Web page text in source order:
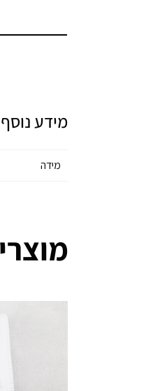
מידע נוסף
מידה